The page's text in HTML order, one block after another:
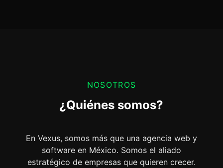
NOSOTROS
¿Quiénes somos?
En Vexus, somos más que una agencia web y
software en México. Somos el aliado
estratégico de empresas que quieren crecer.